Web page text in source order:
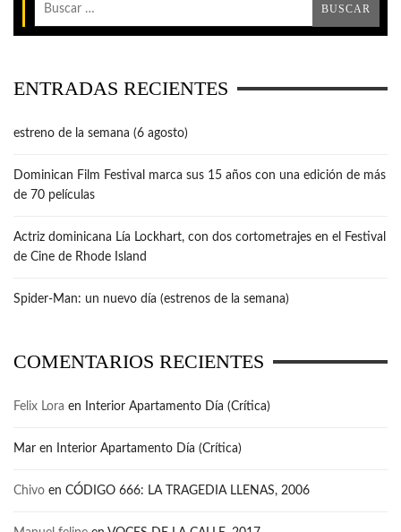
ENTRADAS RECIENTES
estreno de la semana (6 agosto)
Dominican Film Festival marca sus 15 años con una edición de más
de 70 películas
Actriz dominicana Lía Lockhart, con dos cortometrajes en el Festival
de Cine de Rhode Island
Spider-Man: un nuevo día (estrenos de la semana)
COMENTARIOS RECIENTES
Felix Lora en Interior Apartamento Día (Crítica)
Mar en Interior Apartamento Día (Crítica)
Chivo en CÓDIGO 666: LA TRAGEDIA LLENAS, 2006